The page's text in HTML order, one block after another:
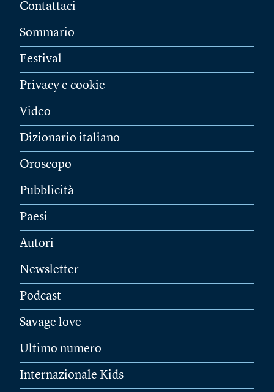
Contattaci
Sommario
Festival
Privacy e cookie
Video
Dizionario italiano
Oroscopo
Pubblicità
Paesi
Autori
Newsletter
Podcast
Savage love
Ultimo numero
Internazionale Kids